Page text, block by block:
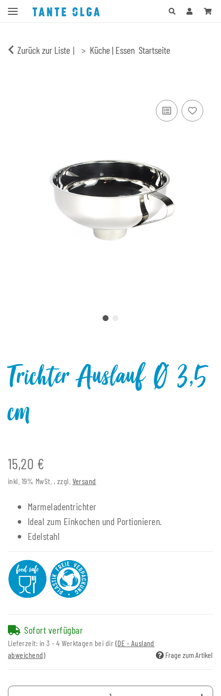
Zurück zur Liste Küche | Essen Startseite
Trichter Auslauf Ø 3,5
cm
15,20 €
inkl. 19% MwSt. , zzgl. Versand
Marmeladentrichter
Ideal zum Einkochen und Portionieren.
Edelstahl
Sofort verfügbar
Lieferzeit: in 3 - 4 Werktagen bei dir (DE - Ausland
abweichend)
Frage zum Artikel